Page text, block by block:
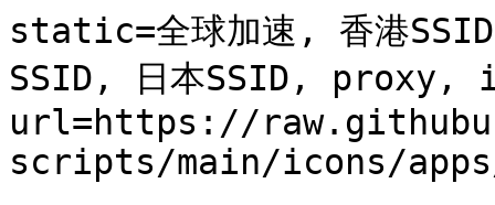
static=全球加速, 香港
SSID, 日本SSID, proxy,
url=https://
scripts/main/icons/